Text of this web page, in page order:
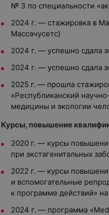
№ 3 по специальности
2024 г. — стажировка в
Массачусетс)
2024 г. — успешно сдала
2024 г. — успешно сдала
2025 г. — прошла
«Республиканский
медицины и экологии
Курсы, повышение
2020 г. — курсы
при экстагенитальных
2022 г. — курсы
и вспомогательные
к программе действий»
2024 г. — программа